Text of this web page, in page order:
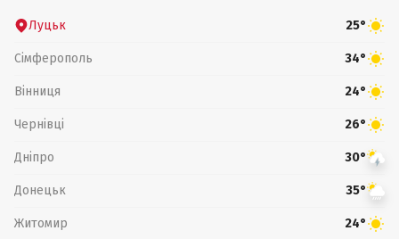
Луцьк 25°
Сімферополь 34°
Вінниця 24°
Чернівці 26°
Дніпро 30°
Донецьк 35°
Житомир 24°